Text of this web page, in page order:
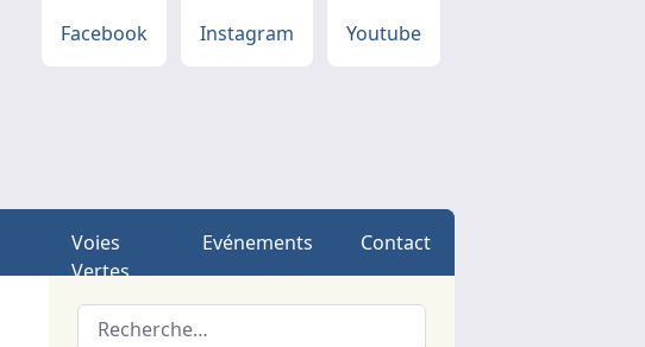
Facebook Instagram Youtube
Voies
Vertes
Evénements Contact